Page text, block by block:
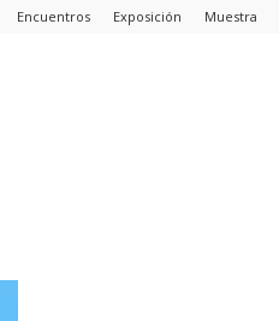
Encuentros Exposición Muestra